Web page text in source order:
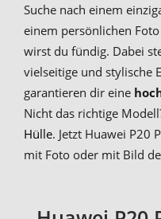
Suche nach einem
einem persönlichen
wirst du fündig. Dabei
vielseitige und stylische
garantieren dir eine
Nicht das richtige
Hülle. Jetzt Huawei P20
mit Foto oder mit Bild